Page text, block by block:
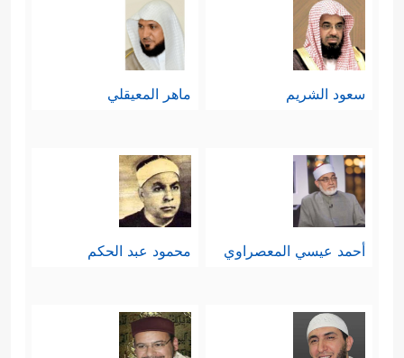
سعود الشريم ماهر المعيقلي
أحمد عيسي المعصراوي محمود عبد الحكم